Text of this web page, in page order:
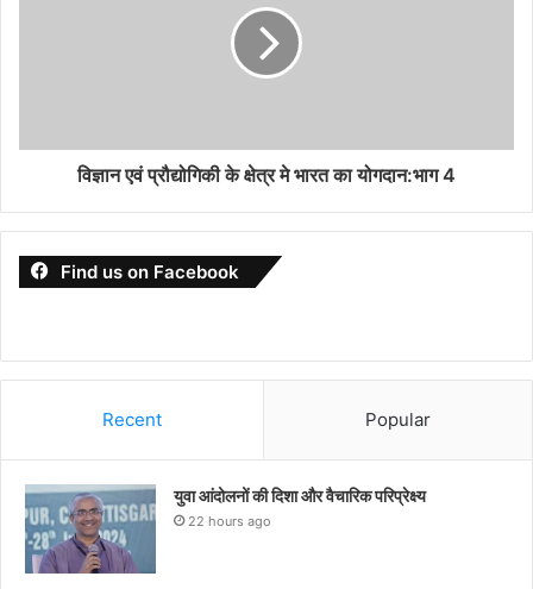
विज्ञान एवं प्रौद्योगिकी के क्षेत्र मे भारत का योगदान:भाग 4
Find us on Facebook
Recent Popular
युवा आंदोलनों की दिशा और वैचारिक परिप्रेक्ष्य
22 hours ago